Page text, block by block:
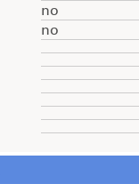
no
no